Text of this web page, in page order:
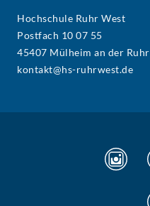
Hochschule Ruhr West
Postfach 10 07 55
45407 Mülheim an der Ruhr
kontakt@hs-ruhrwest.de